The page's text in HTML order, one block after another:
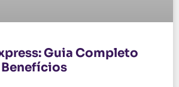
Guia Completo
Benefícios